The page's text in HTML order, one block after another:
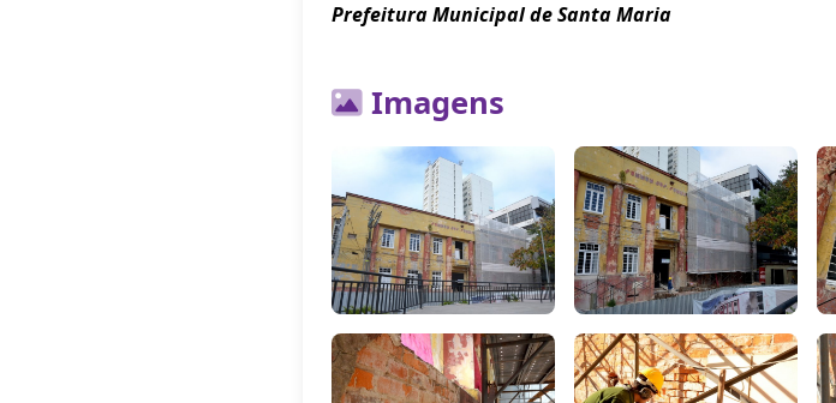
Prefeitura Municipal de Santa Maria
Imagens